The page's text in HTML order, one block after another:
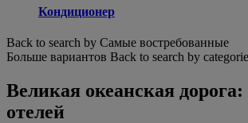
Кондиционер
Back to search by Самые востребованные
Больше вариантов Back to search by
Великая океанская
отелей